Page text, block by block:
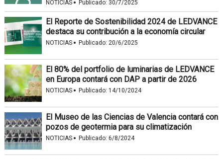
NOTICIAS Publicado: 30/7/2025
El Reporte de Sostenibilidad 2024 de LEDVANCE
destaca su contribución a la economía circular
NOTICIAS · Publicado: 20/6/2025
El 80% del portfolio de luminarias de LEDVANCE
en Europa contará con DAP a partir de 2026
NOTICIAS · Publicado: 14/10/2024
El Museo de las Ciencias de Valencia contará con
pozos de geotermia para su climatización
NOTICIAS · Publicado: 6/8/2024